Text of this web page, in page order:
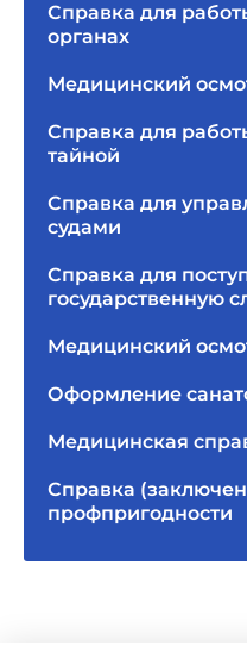
Справка для
органах
Медицинский
Справка для
тайной
Справка для
судами
Справка для
государственную
Медицинский
Оформление
Медицинская
Справка
профпригодности